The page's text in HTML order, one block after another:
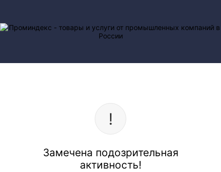
Замечена подозрительная
активность!